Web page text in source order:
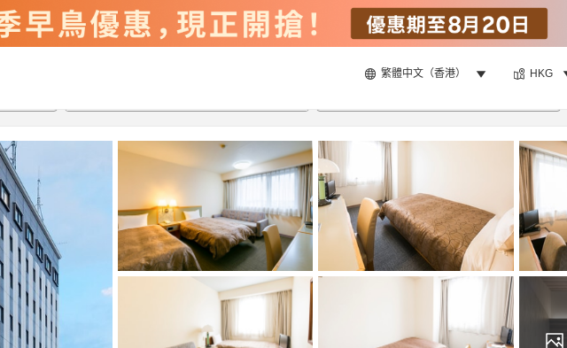
繁體中文（香港） HKG